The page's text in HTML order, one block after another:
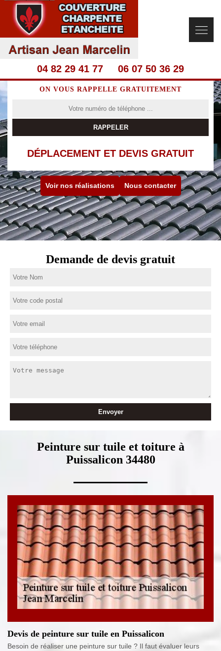
04 82 29 41 77 06 07 50 36 29
ON VOUS RAPPELLE GRATUITEMENT
DÉPLACEMENT ET DEVIS GRATUIT
Voir nos réalisations Nous contacter
Demande de devis gratuit
Peinture sur tuile et toiture à
Puissalicon 34480
Devis de peinture sur tuile en Puissalicon
Besoin de réaliser une peinture sur tuile ? Il faut évaluer leurs